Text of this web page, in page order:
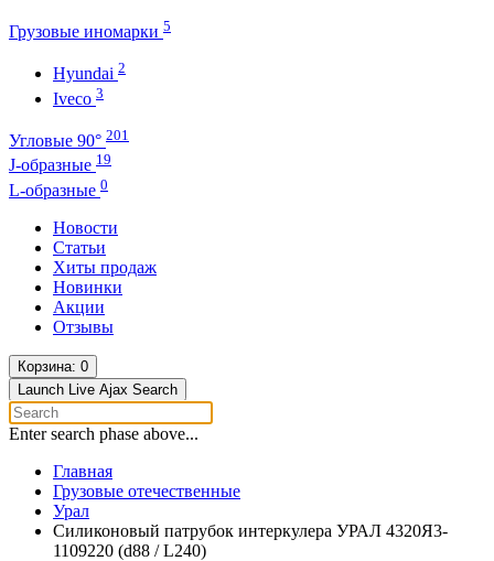
Грузовые иномарки 5
Hyundai 2
Iveco 3
Угловые 90° 201
J-образные 19
L-образные 0
Новости
Статьи
Хиты продаж
Новинки
Акции
Отзывы
Корзина: 0
Launch Live Ajax Search
Enter search phase above...
Главная
Грузовые отечественные
Урал
Силиконовый патрубок интеркулера УРАЛ 4320Я3-
1109220 (d88 / L240)